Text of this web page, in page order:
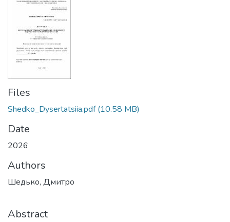
Files
Shedko_Dysertatsiia.pdf(10.58 MB)
Date
2026
Authors
Шедько, Дмитро
Abstract